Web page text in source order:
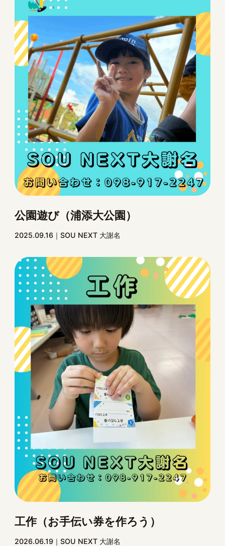
公園遊び（浦添大公園）
2025.09.16 SOU NEXT 大謝名
工作（お手伝い券を作ろう）
2026.06.19 SOU NEXT 大謝名